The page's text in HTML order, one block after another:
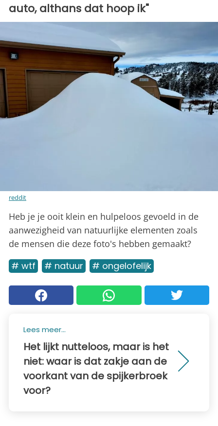
auto, althans dat hoop ik"
reddit
Heb je je ooit klein en hulpeloos gevoeld in de
aanwezigheid van natuurlijke elementen zoals
de mensen die deze foto's hebben gemaakt?
# wtf # natuur # ongelofelijk
Lees meer...
Het lijkt nutteloos, maar is het
niet: waar is dat zakje aan de
voorkant van de spijkerbroek
voor?